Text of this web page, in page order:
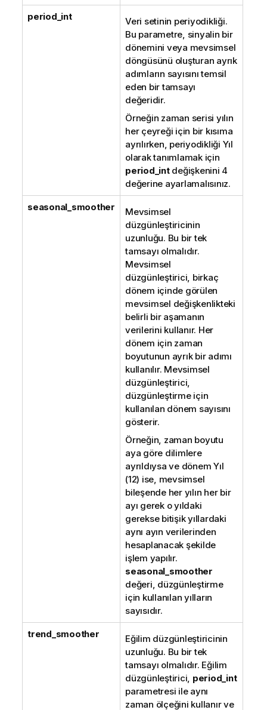
period_int
Veri setinin periyodikliği.
Bu parametre, sinyalin bir
dönemini veya mevsimsel
döngüsünü oluşturan ayrık
adımların sayısını temsil
eden bir tamsayı
değeridir.
Örneğin zaman serisi yılın
her çeyreği için bir kısıma
ayrılırken, periyodikliği Yıl
olarak tanımlamak için
period_intdeğişkenini 4
değerine ayarlamalısınız.
seasonal_smoother
Mevsimsel
düzgünleştiricinin
uzunluğu. Bu bir tek
tamsayı olmalıdır.
Mevsimsel
düzgünleştirici, birkaç
dönem içinde görülen
mevsimsel değişkenlikteki
belirli bir aşamanın
verilerini kullanır. Her
dönem için zaman
boyutunun ayrık bir adımı
kullanılır. Mevsimsel
düzgünleştirici,
düzgünleştirme için
kullanılan dönem sayısını
gösterir.
Örneğin, zaman boyutu
aya göre dilimlere
ayrıldıysa ve dönem Yıl
(12) ise, mevsimsel
bileşende her yılın her bir
ayı gerek o yıldaki
gerekse bitişik yıllardaki
aynı ayın verilerinden
hesaplanacak şekilde
işlem yapılır.
seasonal_smoother
değeri, düzgünleştirme
için kullanılan yılların
sayısıdır.
trend_smoother
Eğilim düzgünleştiricinin
uzunluğu. Bu bir tek
tamsayı olmalıdır. Eğilim
düzgünleştirici, period_int
parametresi ile aynı
zaman ölçeğini kullanır ve